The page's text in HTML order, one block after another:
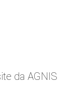
da AGNIS